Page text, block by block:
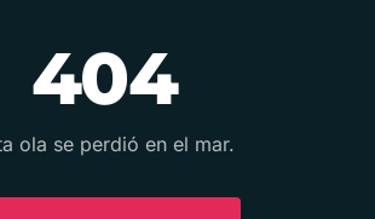
404
ola se perdió en el mar.